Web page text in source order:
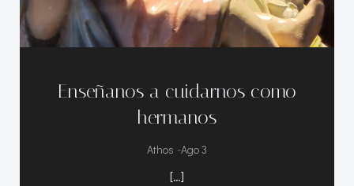
Enseñanos a cuidarnos como
hermanos
Athos -Ago 3
[…]